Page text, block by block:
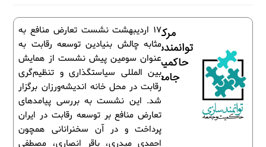
17 اردیبهشت نشست تعارض منافع به
مثابه چالش بنیادین توسعه رقابت به
عنوان سومین پیش نشست از همایش
بین المللی سیاستگذاری و تنظیم‌گری
رقابت در محل خانه اندیشه‌ورزان برگزار
شد. این نشست به بررسی پیامدهای
تعارض منافع بر توسعه رقابت در ایران
پرداخت و در آن سخنرانانی همچون
احمدی میدری، باقر انصاری، مصطفی
مرکز
توانمندسازی
حاکمیت و
جامعه